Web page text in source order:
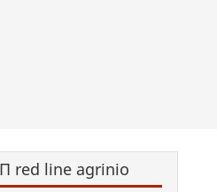
red line agrinio